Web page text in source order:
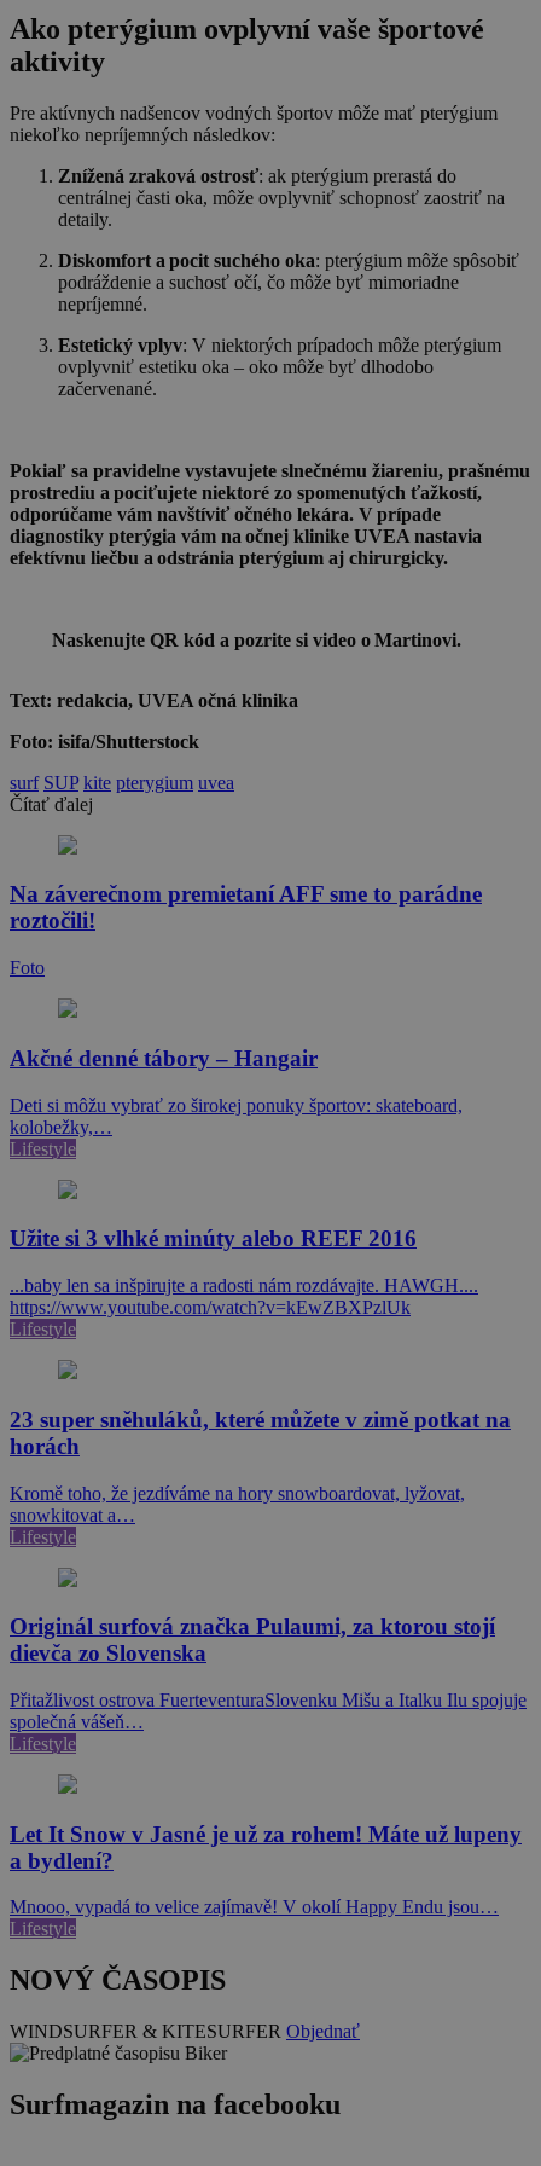
Ako pterýgium ovplyvní vaše športové
aktivity
Pre aktívnych nadšencov vodných športov môže mať pterýgium
niekoľko nepríjemných následkov:
Znížená zraková ostrosť: ak pterýgium prerastá do
centrálnej časti oka, môže ovplyvniť schopnosť zaostriť na
detaily.
Diskomfort a pocit suchého oka: pterýgium môže spôsobiť
podráždenie a suchosť očí, čo môže byť mimoriadne
nepríjemné.
Estetický vplyv: V niektorých prípadoch môže pterýgium
ovplyvniť estetiku oka – oko môže byť dlhodobo
začervenané.
Pokiaľ sa pravidelne vystavujete slnečnému žiareniu, prašnému
prostrediu a pociťujete niektoré zo spomenutých ťažkostí,
odporúčame vám navštíviť očného lekára. V prípade
diagnostiky pterýgia vám na očnej klinike UVEA nastavia
efektívnu liečbu a odstránia pterýgium aj chirurgicky.
Naskenujte QR kód a pozrite si video o Martinovi.
Text: redakcia, UVEA očná klinika
Foto: isifa/Shutterstock
surf SUP kite pterygium uvea
Čítať ďalej
Na záverečnom premietaní AFF sme to parádne
roztočili!
Foto
Akčné denné tábory – Hangair
Deti si môžu vybrať zo širokej ponuky športov: skateboard,
kolobežky,…
Lifestyle
Užite si 3 vlhké minúty alebo REEF 2016
...baby len sa inšpirujte a radosti nám rozdávajte. HAWGH....
https://www.youtube.com/watch?v=kEwZBXPzlUk
Lifestyle
23 super sněhuláků, které můžete v zimě potkat na
horách
Kromě toho, že jezdíváme na hory snowboardovat, lyžovat,
snowkitovat a…
Lifestyle
Originál surfová značka Pulaumi, za ktorou stojí
dievča zo Slovenska
Přitažlivost ostrova FuerteventuraSlovenku Mišu a Italku Ilu spojuje
společná vášeň…
Lifestyle
Let It Snow v Jasné je už za rohem! Máte už lupeny
a bydlení?
Mnooo, vypadá to velice zajímavě! V okolí Happy Endu jsou…
Lifestyle
NOVÝ ČASOPIS
WINDSURFER & KITESURFER Objednať
Surfmagazin na facebooku